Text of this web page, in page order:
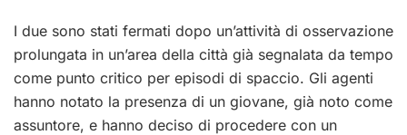
I due sono stati fermati dopo un’attività di osservazione
prolungata in un’area della città già segnalata da tempo
come punto critico per episodi di spaccio. Gli agenti
hanno notato la presenza di un giovane, già noto come
assuntore, e hanno deciso di procedere con un